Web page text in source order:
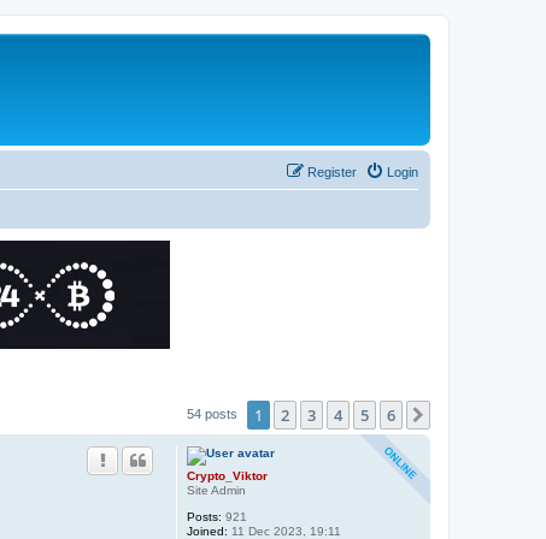
Login
Register
54 posts 1 2 3 4 5 6
Crypto_Viktor
Site Admin
Posts: 921
Joined: 11 Dec 2023, 19:11